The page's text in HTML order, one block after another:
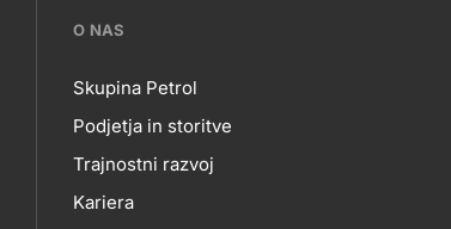
???
petrol-
skupno.footer-
title???
O NAS
O
Skupina Petrol
Podjetja in storitve
Trajnostni razvoj
Kariera